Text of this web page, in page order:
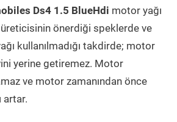
Ds4 1.5 BlueHdi motor yağı
önerdiği speklerde ve
kullanılmadığı takdirde; motor
yerine getiremez. Motor
ve motor zamanından önce
artar.